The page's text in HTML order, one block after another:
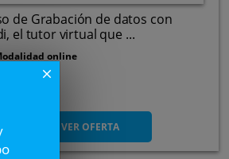
de Grabación de datos con
el tutor virtual que ...
online
VER OFERTA
close